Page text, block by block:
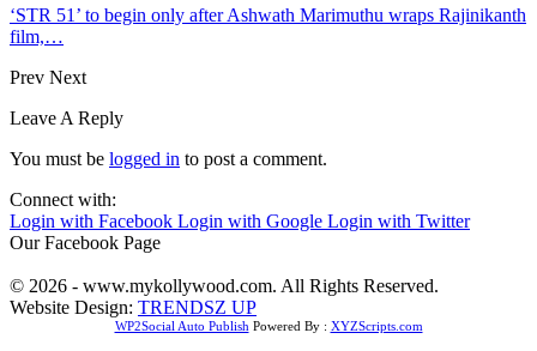
‘STR 51’ to begin only after Ashwath Marimuthu wraps Rajinikanth
film,…
Prev Next
Leave A Reply
You must be logged in to post a comment.
Connect with:
Login with Facebook Login with Google Login with Twitter
Our Facebook Page
© 2026 - www.mykollywood.com. All Rights Reserved.
Website Design: TRENDSZ UP
WP2Social Auto PublishPowered By : XYZScripts.com